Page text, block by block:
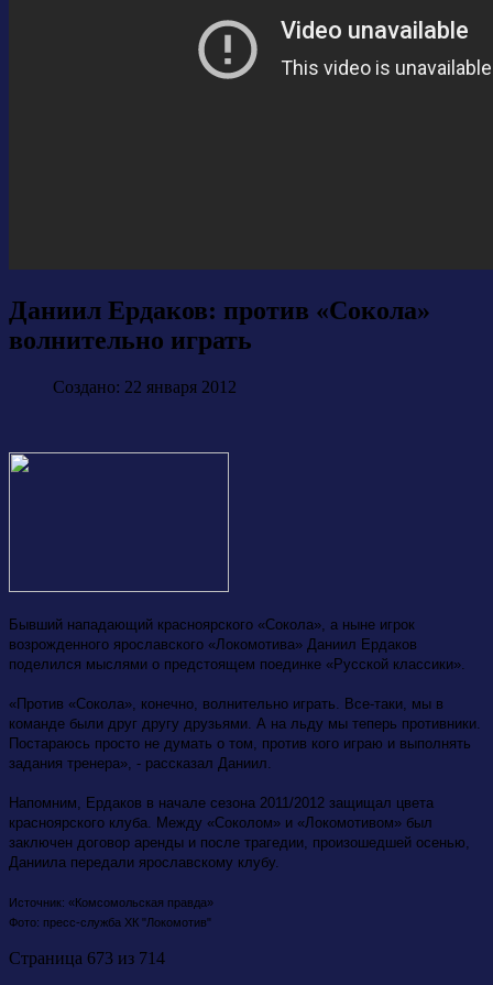
Даниил Ердаков: против «Сокола»
волнительно играть
Создано: 22 января 2012
Бывший нападающий красноярского «Сокола», а ныне игрок
возрожденного ярославского «Локомотива» Даниил Ердаков
поделился мыслями о предстоящем поединке «Русской классики».
«Против «Сокола», конечно, волнительно играть. Все-таки, мы в
команде были друг другу друзьями. А на льду мы теперь противники.
Постараюсь просто не думать о том, против кого играю и выполнять
задания тренера», - рассказал Даниил.
Напомним, Ердаков в начале сезона 2011/2012 защищал цвета
красноярского клуба. Между «Соколом» и «Локомотивом» был
заключен договор аренды и после трагедии, произошедшей осенью,
Даниила передали ярославскому клубу.
Источник: «Комсомольская правда»
Фото: пресс-служба ХК "Локомотив"
Страница 673 из 714